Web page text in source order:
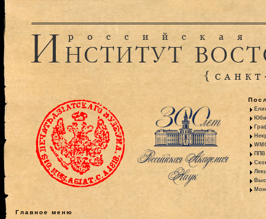
ППВ
Главное меню